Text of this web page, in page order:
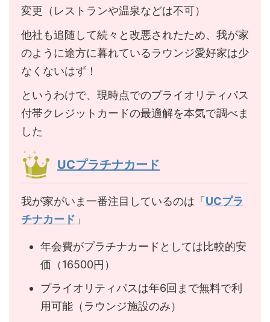
変更（レストランや温泉などは不可）
他社も追随して続々と改悪されたため、我が家
のように途方に暮れているラウンジ愛好家は少
なくないはず！
というわけで、現時点でのプライオリティパス
付帯クレジットカードの最適解を本気で調べま
した
UCプラチナカード
我が家がいま一番注目しているのは「 UCプラ
チナカード 」
年会費がプラチナカードとしては比較的安
価（16500円）
プライオリティパスは年6回まで無料で利
用可能（ラウンジ施設のみ）